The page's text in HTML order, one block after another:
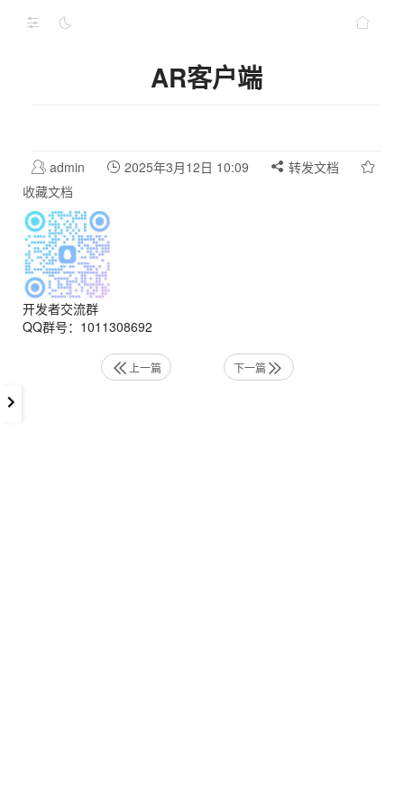
AR客户端
admin 2025年3月12日 10:09
转发文档
收藏文档
开发者交流群
QQ群号：1011308692
上一篇 下一篇